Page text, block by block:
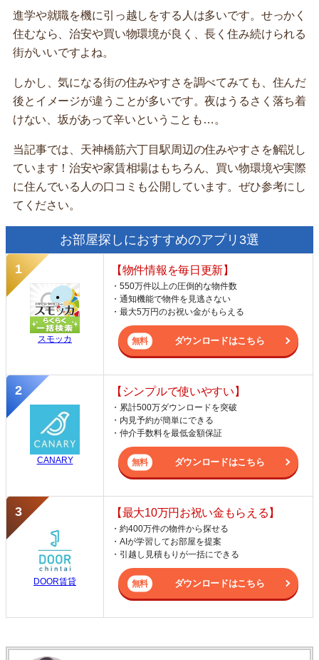
進学や就職を機に引っ越しをする人は多いです。せっかく
住むなら、治安や買い物環境が良く、長く住み続けられる
街がいいですよね。
しかし、気になる街の住みやすさを調べてみても、住んだ
後とイメージが違うことが多いです。夜はうるさく落ち着
けない、坂があって辛いということも…。
当記事では、天神橋筋六丁目駅周辺の住みやすさを解説し
ています！治安や家賃相場はもちろん、買い物環境や実際
に住んでいる人の口コミも公開しています。ぜひ参考にし
てください。
お部屋探しにおすすめのアプリ3選
スモッカ
【物件情報を毎日更新】
・550万件以上の圧倒的な物件数
・通知機能で物件を見逃さない
・最大5万円のお祝い金がもらえる
ダウンロードはこちら
CANARY
【シンプルで使いやすい】
・累計500万ダウンロードを突破
・内見予約が簡単にできる
・仲介手数料を最低金額保証
ダウンロードはこちら
DOOR賃貸
【最大10万円お祝い金もらえる】
・約400万件の物件から探せる
・AIが学習してお部屋を提案
・引越し見積もりが一括にできる
ダウンロードはこちら